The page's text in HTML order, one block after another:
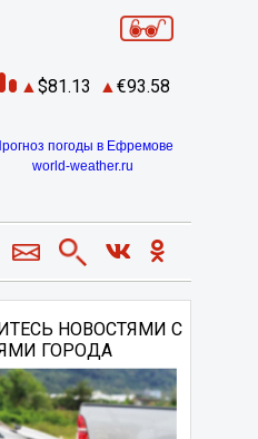
81.13 93.58
погоды в Ефремове
world-weather.ru
НОВОСТЯМИ С
ГОРОДА